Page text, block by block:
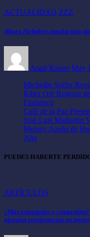
ACTUALIDAD ZZZ
Ahora Airbnb es mucho más
Anali Roque May
Micheille Soifer
Riber Oré Regresa
Flamenco
Café de la Paz
José Luis Madueño
Melany Azaña de
Año
PUEDES HABERTE
ARTÍCULOS
¿Más estornudos y
alergias respiratorias en